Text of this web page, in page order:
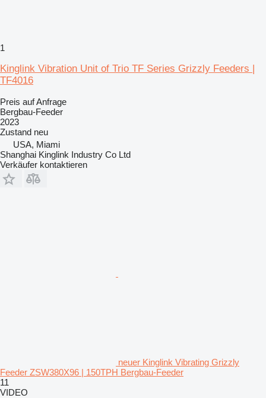
1
Kinglink Vibration Unit of Trio TF Series Grizzly Feeders |
TF4016
Preis auf Anfrage
Bergbau-Feeder
2023
Zustand neu
USA, Miami
Shanghai Kinglink Industry Co Ltd
Verkäufer kontaktieren
neuer Kinglink Vibrating Grizzly
Feeder ZSW380X96 | 150TPH Bergbau-Feeder
11
VIDEO